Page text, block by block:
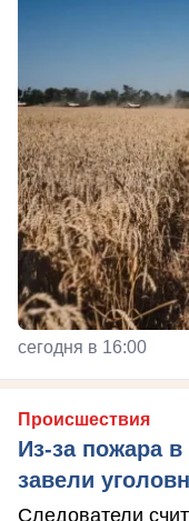
сегодня в 16:00
Происшествия
Из-за пожара
завели
Следователи